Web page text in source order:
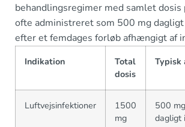
behandlingsregimer med samlet dosis
ofte administreret som 500 mg
efter et femdages forløb afhængigt af
Indikation
Total
dosis
Typisk
Luftvejsinfektioner
1500
mg
500
dagligt